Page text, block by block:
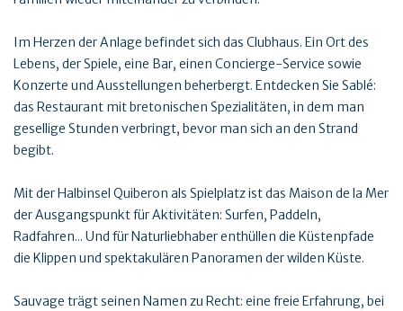
Im Herzen der Anlage befindet sich das Clubhaus. Ein Ort des
Lebens, der Spiele, eine Bar, einen Concierge-Service sowie
Konzerte und Ausstellungen beherbergt. Entdecken Sie Sablé:
das Restaurant mit bretonischen Spezialitäten, in dem man
gesellige Stunden verbringt, bevor man sich an den Strand
begibt.
Mit der Halbinsel Quiberon als Spielplatz ist das Maison de la Mer
der Ausgangspunkt für Aktivitäten: Surfen, Paddeln,
Radfahren... Und für Naturliebhaber enthüllen die Küstenpfade
die Klippen und spektakulären Panoramen der wilden Küste.
Sauvage trägt seinen Namen zu Recht: eine freie Erfahrung, bei